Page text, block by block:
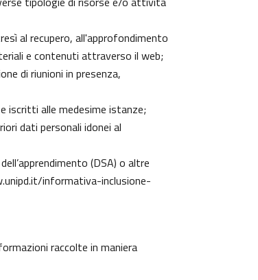
al recupero, all'approfondimento
e contenuti attraverso il web;
di riunioni in presenza,
iscritti alle medesime istanze;
dati personali idonei al
(DSA) o altre
informativa-inclusione-
raccolte in maniera